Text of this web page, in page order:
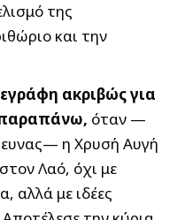
της
και την
ακριβώς για
όταν —
η Χρυσή Αυγή
Λαό, όχι με
αλλά με ιδέες